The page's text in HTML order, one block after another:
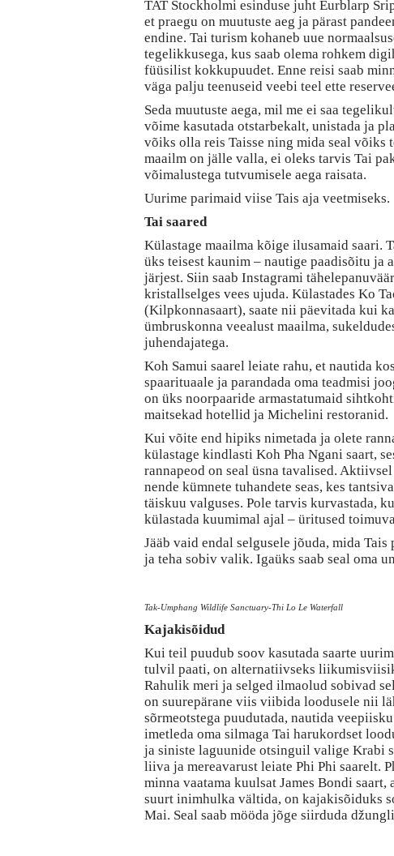
TAT Stockholmi esinduse juht Eurblarp
et praegu on muutuste aeg ja pärast
endine. Tai turism kohaneb uue
tegelikkusega, kus saab olema rohkem
füüsilist kokkupuudet. Enne reisi saab
väga palju teenuseid veebi teel ette
Seda muutuste aega, mil me ei saa
võime kasutada otstarbekalt, unistada ja
võiks olla reis Taisse ning mida seal võiks
maailm on jälle valla, ei oleks tarvis Tai
võimalustega tutvumisele aega raisata.
Uurime parimaid viise Tais aja veetmiseks.
Tai saared
Külastage maailma kõige ilusamaid saari.
üks teisest kaunim – nautige paadisõitu ja
järjest. Siin saab Instagrami
kristallselges vees ujuda. Külastades Ko
(Kilpkonnasaart), saate nii päevitada kui
ümbruskonna veealust maailma,
juhendajatega.
Koh Samui saarel leiate rahu, et nautida
spaarituaale ja parandada oma teadmisi
on üks noorpaaride armastatumaid
maitsekad hotellid ja Michelini restoranid.
Kui võite end hipiks nimetada ja olete
külastage kindlasti Koh Pha Ngani saart,
rannapeod on seal üsna tavalised.
nende kümnete tuhandete seas, kes
täiskuu valguses. Pole tarvis kurvastada,
külastada kuumimal ajal – üritused
Jääb vaid endal selgusele jõuda, mida
ja teha sobiv valik. Igaüks saab seal oma
Tak-Umphang Wildlife Sanctuary-Thi Lo Le Waterfall
Kajakisõidud
Kui teil puudub soov kasutada saarte
tulvil paati, on alternatiivseks
Rahulik meri ja selged ilmaolud sobivad
on suurepärane viis viibida loodusele nii
sõrmeotstega puudutada, nautida
imetleda oma silmaga Tai harukordset
ja siniste laguunide otsinguil valige Krabi
liiva ja mereavarust leiate Phi Phi saarelt.
minna vaatama kuulsat James Bondi saart,
suurt inimhulka vältida, on kajakisõiduks
Mai. Seal saab mööda jõge siirduda